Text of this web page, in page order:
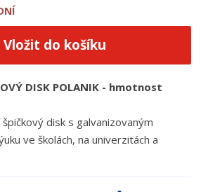
Vložit do košíku
DISK POLANIK - hmotnost
disk s galvanizovaným
ve školách, na univerzitách a